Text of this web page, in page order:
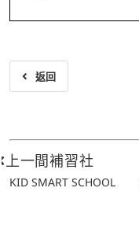
返回
上一間補習社
KID SMART SCHOOL